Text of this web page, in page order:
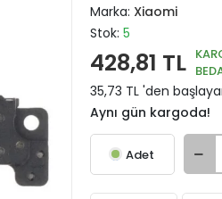
Marka: Xiaomi
Stok: 5
428,81 TL
35,73 TL 'den
Aynı gün kargoda!
Adet